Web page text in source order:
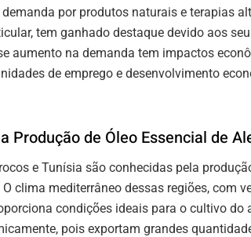
por produtos naturais e terapias
tem ganhado destaque devido aos
aumento na demanda tem impactos
de emprego e desenvolvimento
Produção de Óleo Essencial de
e Tunísia são conhecidas pela
clima mediterrâneo dessas regiões, com
condições ideais para o cultivo do
pois exportam grandes